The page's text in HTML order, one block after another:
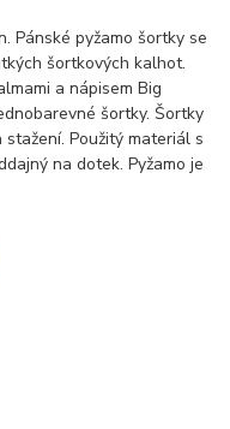
Pánské pyžamo šortky se
šortkových kalhot.
a nápisem Big
šortky. Šortky
Použitý materiál s
na dotek. Pyžamo je